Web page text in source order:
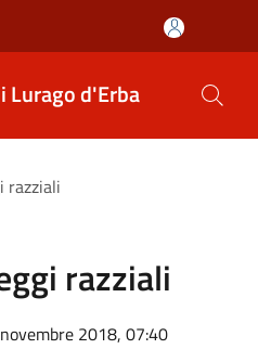
Lurago d'Erba
razziali
razziali
2018, 07:40